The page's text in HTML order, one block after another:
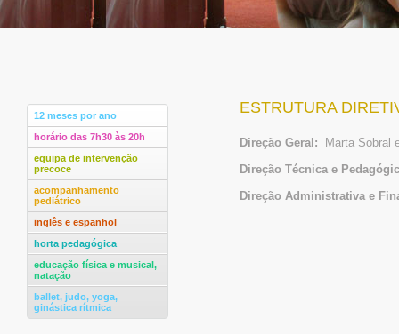
12 meses por ano
horário das 7h30 às 20h
equipa de intervenção
precoce
acompanhamento
pediátrico
inglês e espanhol
horta pedagógica
educação física e musical,
natação
ballet, judo, yoga,
ginástica rítmica
ESTRUTURA
Direção Geral: Marta Sobral
Direção Técnica e
Direção Administrativa e